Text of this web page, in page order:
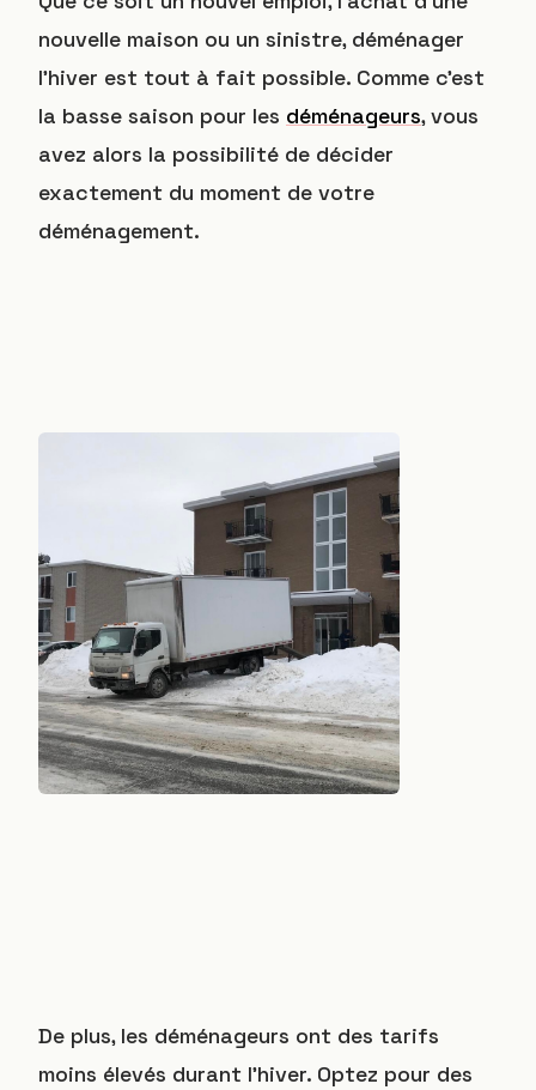
nouvelle maison ou un sinistre, déménager
l’hiver est tout à fait possible. Comme c’est
la basse saison pour les déménageurs, vous
avez alors la possibilité de décider
exactement du moment de votre
déménagement.
De plus, les déménageurs ont des tarifs
moins élevés durant l’hiver. Optez pour des